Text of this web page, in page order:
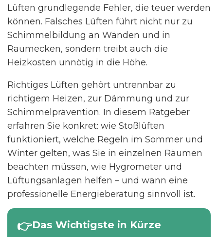
Lüften grundlegende Fehler, die teuer werden
können. Falsches Lüften führt nicht nur zu
Schimmelbildung an Wänden und in
Raumecken, sondern treibt auch die
Heizkosten unnötig in die Höhe.
Richtiges Lüften gehört untrennbar zu
richtigem Heizen, zur Dämmung und zur
Schimmelprävention. In diesem Ratgeber
erfahren Sie konkret: wie Stoßlüften
funktioniert, welche Regeln im Sommer und
Winter gelten, was Sie in einzelnen Räumen
beachten müssen, wie Hygrometer und
Lüftungsanlagen helfen – und wann eine
professionelle Energieberatung sinnvoll ist.
Das Wichtigste in Kürze